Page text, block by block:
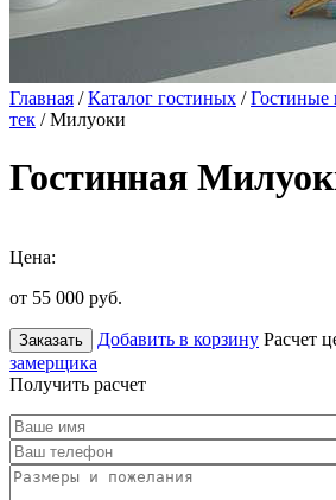
Главная /Каталог гостиных /Гостиные
тек / Милуоки
Гостинная
Цена:
от 55 000 руб.
Заказать Добавить в корзину Расчет
замерщика
Получить расчет